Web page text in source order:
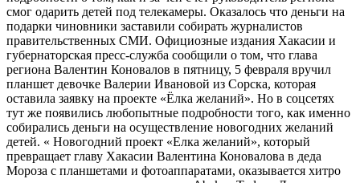
смог одарить детей под телекамеры. Оказалось что деньги на
подарки чиновники заставили собирать журналистов
правительственных СМИ. Официозные издания Хакасии и
губернаторская пресс-служба сообщили о том, что глава
региона Валентин Коновалов в пятницу, 5 февраля вручил
планшет девочке Валерии Ивановой из Сорска, которая
оставила заявку на проекте «Ёлка желаний». Но в соцсетях
тут же появились любопытные подробности того, как именно
собирались деньги на осуществление новогодних желаний
детей. « Новогодний проект «Елка желаний», который
превращает главу Хакасии Валентина Коновалова в деда
Мороза с планшетами и фотоаппаратами, оказывается хитро